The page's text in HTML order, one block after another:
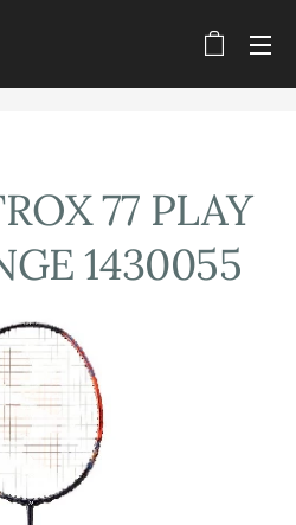
77 PLAY
1430055